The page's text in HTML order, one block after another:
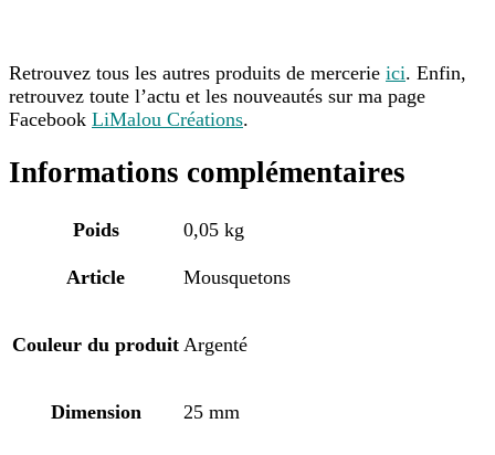
Retrouvez tous les autres produits de mercerie ici. Enfin,
retrouvez toute l’actu et les nouveautés sur ma page
Facebook LiMalou Créations.
Informations complémentaires
Poids 0,05 kg
Article Mousquetons
Couleur du produit Argenté
Dimension 25 mm